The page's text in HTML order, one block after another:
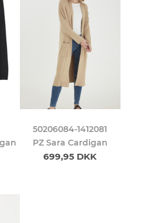
50206084-1412081
PZ Sara Cardigan
699,95 DKK